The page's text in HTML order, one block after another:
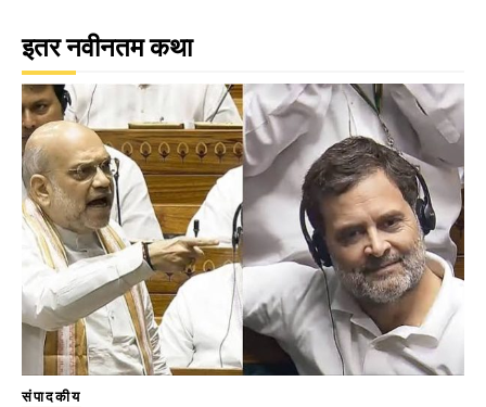
इतर नवीनतम कथा
संपादकीय